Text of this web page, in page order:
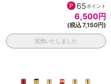
65ポイント
6,500円
(税込 7,150円)
完売いたしました